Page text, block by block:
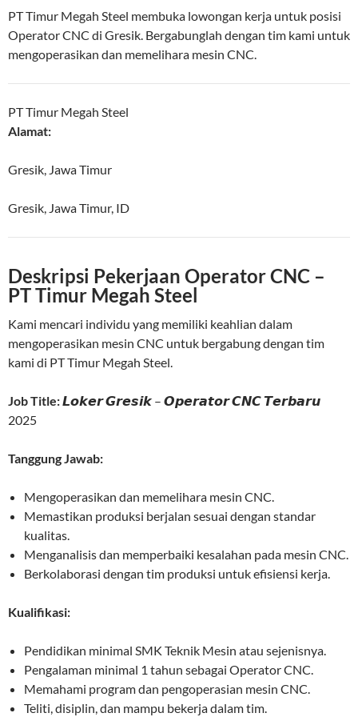
PT Timur Megah Steel membuka lowongan kerja untuk posisi
Operator CNC di Gresik. Bergabunglah dengan tim kami untuk
mengoperasikan dan memelihara mesin CNC.
PT Timur Megah Steel
Alamat:
Gresik, Jawa Timur
Gresik, Jawa Timur, ID
Deskripsi Pekerjaan Operator CNC –
PT Timur Megah Steel
Kami mencari individu yang memiliki keahlian dalam
mengoperasikan mesin CNC untuk bergabung dengan tim
kami di PT Timur Megah Steel.
Job Title:𝙇𝙤𝙠𝙚𝙧 𝙂𝙧𝙚𝙨𝙞𝙠 – 𝙊𝙥𝙚𝙧𝙖𝙩𝙤𝙧 𝘾𝙉𝘾 𝙏𝙚𝙧𝙗𝙖𝙧𝙪
2025
Tanggung Jawab:
Mengoperasikan dan memelihara mesin CNC.
Memastikan produksi berjalan sesuai dengan standar
kualitas.
Menganalisis dan memperbaiki kesalahan pada mesin CNC.
Berkolaborasi dengan tim produksi untuk efisiensi kerja.
Kualifikasi:
Pendidikan minimal SMK Teknik Mesin atau sejenisnya.
Pengalaman minimal 1 tahun sebagai Operator CNC.
Memahami program dan pengoperasian mesin CNC.
Teliti, disiplin, dan mampu bekerja dalam tim.